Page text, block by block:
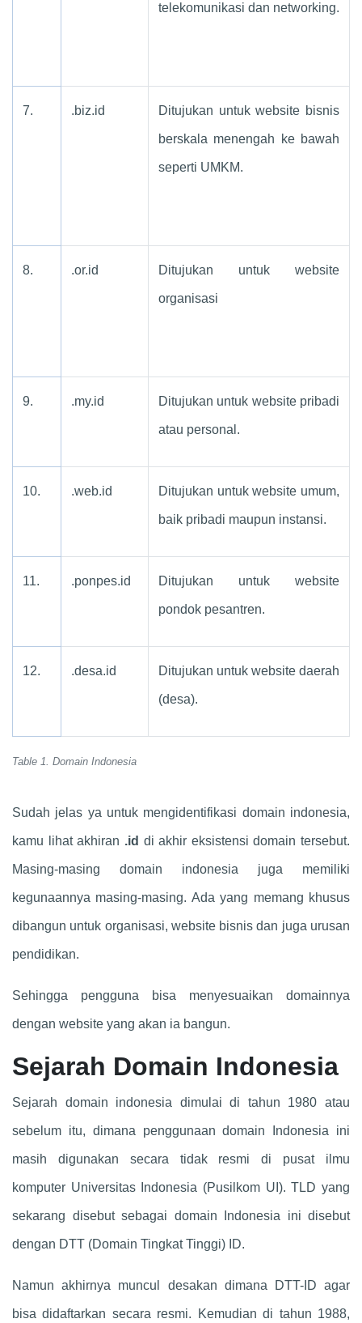
Table 1. Domain Indonesia
telekomunikasi dan networking.
7. .biz.id Ditujukan untuk website bisnis
berskala menengah ke bawah
seperti UMKM.
8. .or.id Ditujukan untuk website
organisasi
9. .my.id Ditujukan untuk website pribadi
atau personal.
10. .web.id Ditujukan untuk website umum,
baik pribadi maupun instansi.
11. .ponpes.id Ditujukan untuk website
pondok pesantren.
12. .desa.id Ditujukan untuk website daerah
(desa).
Sudah jelas ya untuk mengidentifikasi domain indonesia,
kamu lihat akhiran .id di akhir eksistensi domain tersebut.
Masing-masing domain indonesia juga memiliki
kegunaannya masing-masing. Ada yang memang khusus
dibangun untuk organisasi, website bisnis dan juga urusan
pendidikan.
Sehingga pengguna bisa menyesuaikan domainnya
dengan website yang akan ia bangun.
Sejarah Domain Indonesia
Sejarah domain indonesia dimulai di tahun 1980 atau
sebelum itu, dimana penggunaan domain Indonesia ini
masih digunakan secara tidak resmi di pusat ilmu
komputer Universitas Indonesia (Pusilkom UI). TLD yang
sekarang disebut sebagai domain Indonesia ini disebut
dengan DTT (Domain Tingkat Tinggi) ID.
Namun akhirnya muncul desakan dimana DTT-ID agar
bisa didaftarkan secara resmi. Kemudian di tahun 1988,